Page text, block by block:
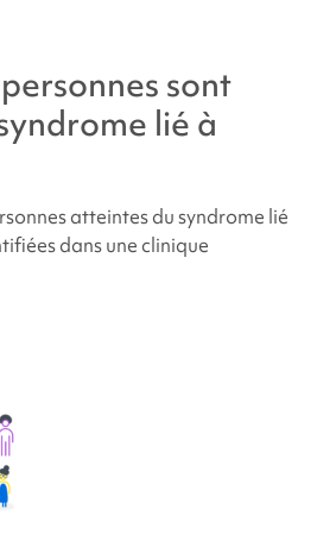
sont
lié à
atteintes dusyndrome lié
dans une clinique